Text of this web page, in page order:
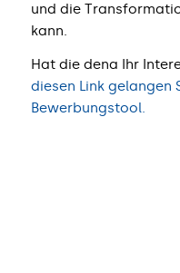
und die
kann.
Hat die dena Ihr
diesen Link gelangen
Bewerbungstool.